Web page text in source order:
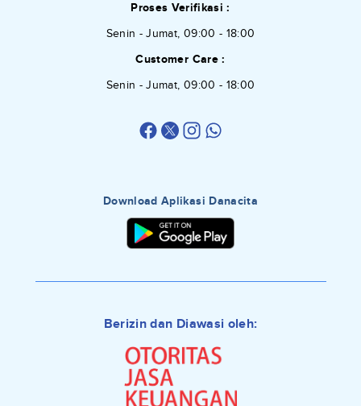
Proses Verifikasi :
Senin - Jumat, 09:00 - 18:00
Customer Care :
Senin - Jumat, 09:00 - 18:00
Download Aplikasi Danacita
Berizin dan Diawasi oleh: